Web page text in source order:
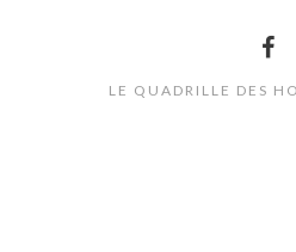
LE QUADRILLE DES